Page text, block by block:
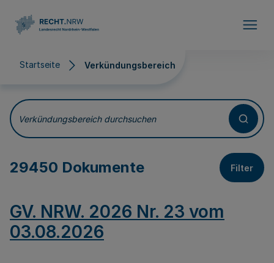
Startseite Verkündungsbereich
Verkündungsbereich
Verkündungsbereich durchsuchen
29450 Dokumente Filter
GV. NRW. 2026 Nr. 23 vom
03.08.2026